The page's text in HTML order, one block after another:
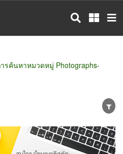
รค้นหาหมวดหมู่ Photographs-
ผู้ผลิต
ตัวแทนจัดจำหน่าย